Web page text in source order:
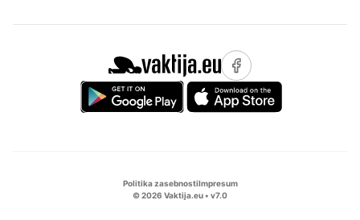
Politika zasebnostiImpresum
©2026 Vaktija.eu • v7.0